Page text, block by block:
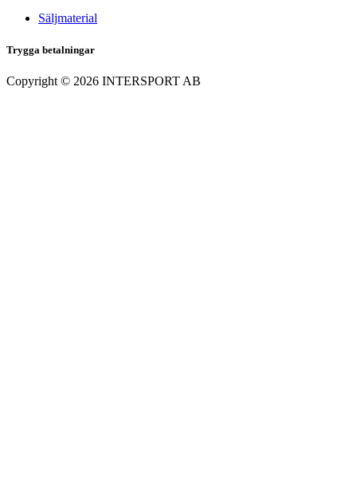
Säljmaterial
Trygga betalningar
Copyright © 2026 INTERSPORT AB